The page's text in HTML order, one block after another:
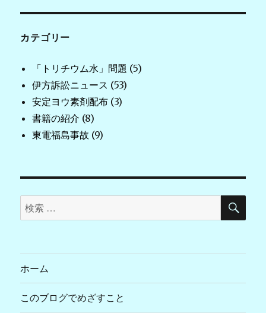
カテゴリー
「トリチウム水」問題 (5)
伊方訴訟ニュース (53)
安定ヨウ素剤配布 (3)
書籍の紹介 (8)
東電福島事故 (9)
検
索
象:
検
ホーム
このブログでめざすこと